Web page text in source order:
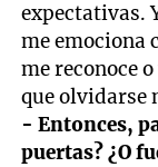
expectativas.
me emociona
me reconoce
que olvidarse
- Entonces,
puertas? ¿O